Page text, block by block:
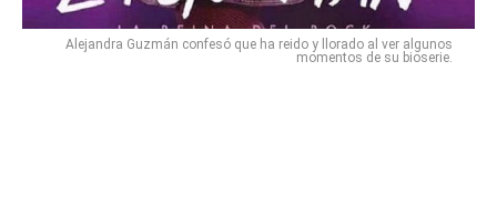
Alejandra Guzmán confesó que ha reido y llorado al ver algunos
momentos de su bioserie.